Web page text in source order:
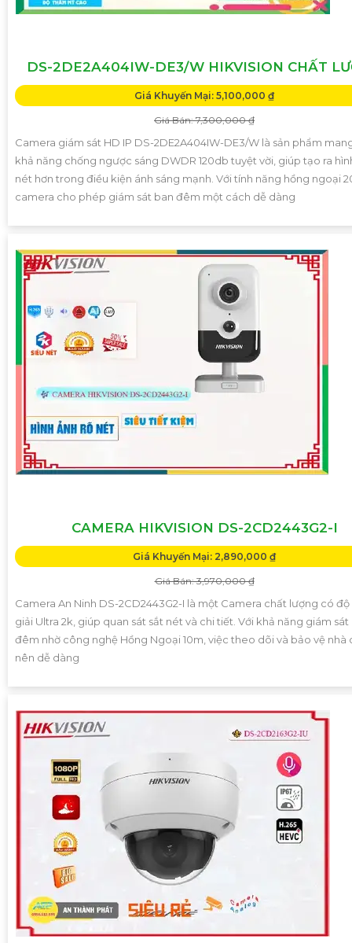
DS-2DE2A404IW-DE3/W HIKVISION CHẤT
Giá Khuyến Mại: 5,100,000 ₫
Giá Bán: 7,300,000 ₫
Camera giám sát HD IP DS-2DE2A404IW-DE3/W là sản phẩm
khả năng chống ngược sáng DWDR 120db tuyệt vời, giúp tạo ra
nét hơn trong điều kiện ánh sáng mạnh. Với tính năng hồng ngoại
camera cho phép giám sát ban đêm một cách dễ dàng
CAMERA HIKVISION DS-2CD2443G2-I
Giá Khuyến Mại: 2,890,000 ₫
Giá Bán: 3,970,000 ₫
Camera An Ninh DS-2CD2443G2-I là một Camera chất lượng có
giải Ultra 2k, giúp quan sát sắt nét và chi tiết. Với khả năng giám sát
đêm nhờ công nghệ Hồng Ngoại 10m, việc theo dõi và bảo vệ nhà
nên dễ dàng